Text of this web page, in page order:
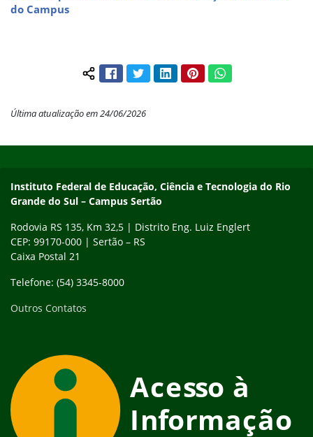
do Campus
Compartilhar conteúdo:
FacebookTwitterLinkedInPinterestWhatsApp
Última atualização em 24/06/2026
Instituto Federal de Educação, Ciência e Tecnologia do Rio
Grande do Sul – Campus Sertão
Rodovia RS 135, Km 32,5 | Distrito Eng. Luiz Englert
CEP: 99170-000 | Sertão – RS
Caixa Postal 21
Telefone: (54) 3345-8000
Outros Contatos